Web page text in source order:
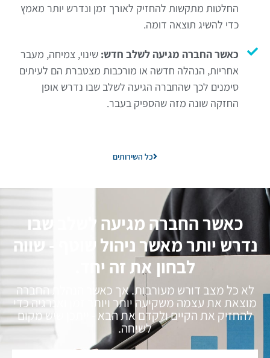
החלטות מתקשות להחזיק לאורך זמן ונדרש יותר מאמץ
כדי להשיג תוצאה דומה.
כאשר החברה מגיעה לשלב חדש:שינוי, צמיחה, מעבר
אחריות, הנהלה חדשה או מורכבות מצטברת הם לעיתים
סימנים לכך שהחברה הגיעה לשלב שבו נדרש אופן
החזקה שונה מזה שהספיק בעבר.
כל השירותים
כאשר החברה מגיעה לשלב שבו
נדרש יותר מאשר ניהול שוטף - שווה
לבחון את זה יחד.
לא כל מצב דורש מעורבות. אך כאשר הנהלת החברה
מוצאת את עצמה משקיעה יותר ויותר זמן ואנרגיה כדי
להחזיק את הקיים ולקדם את הבא - ייתכן שיש מקום
לשיחה.